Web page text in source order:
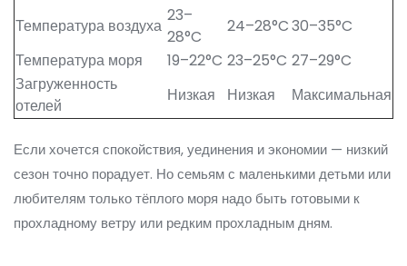
Температура воздуха
23–
28°C
24–28°C30–35°C
Температура моря
19–22°C 23–25°C 27–29°C
Загруженность
отелей
Низкая Низкая Максимальная
Если хочется спокойствия, уединения и экономии — низкий
сезон точно порадует. Но семьям с маленькими детьми или
любителям только тёплого моря надо быть готовыми к
прохладному ветру или редким прохладным дням.